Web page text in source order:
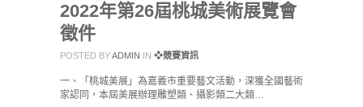
2022年第26屆桃城美術展覽會
徵件
POSTED BYADMIN IN ❖競賽資訊
一、「桃城美展」為嘉義市重要藝文活動，深獲全國藝術
家認同，本屆美展辦理雕塑類、攝影類二大類…